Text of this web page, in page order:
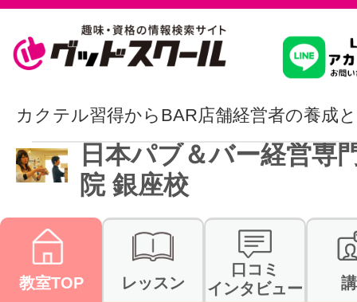
習いたいこ
スクールを
駅・路線か
カクテル習得からBAR店舗経営者の養成
日本パブ＆バー経営専
院 銀座校
教室TOP レッスン
口コミ
インタビュー